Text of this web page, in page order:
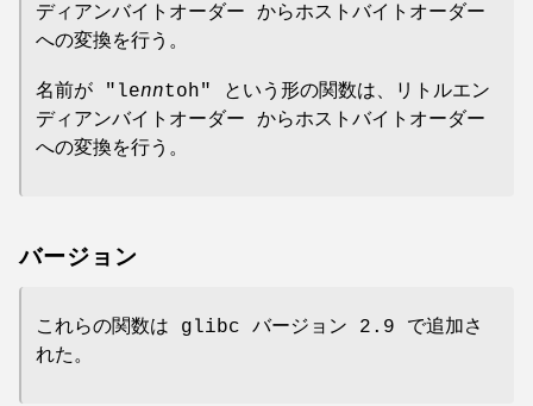
ディアンバイトオーダー からホストバイトオーダー
への変換を行う。
名前が "lenntoh" という形の関数は、リトルエン
ディアンバイトオーダー からホストバイトオーダー
への変換を行う。
バージョン
これらの関数は glibc バージョン 2.9 で追加さ
れた。